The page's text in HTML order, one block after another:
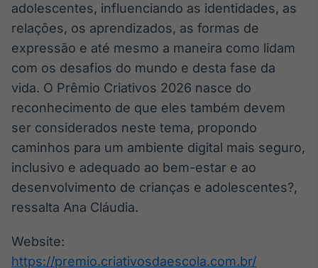
adolescentes, influenciando as identidades, as
relações, os aprendizados, as formas de
expressão e até mesmo a maneira como lidam
com os desafios do mundo e desta fase da
vida. O Prêmio Criativos 2026 nasce do
reconhecimento de que eles também devem
ser considerados neste tema, propondo
caminhos para um ambiente digital mais seguro,
inclusivo e adequado ao bem-estar e ao
desenvolvimento de crianças e adolescentes?,
ressalta Ana Cláudia.
Website:
https://premio.criativosdaescola.com.br/